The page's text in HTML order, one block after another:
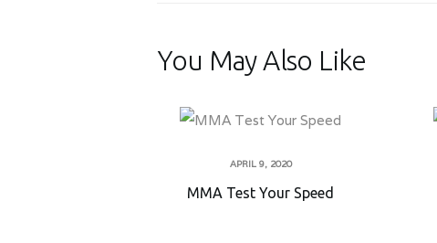
You May Also Like
APRIL 9, 2020
MMA Test Your Speed